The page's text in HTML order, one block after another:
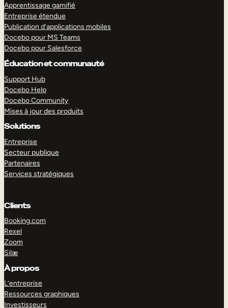
Apprentissage gamifié
Entreprise étendue
Publication d’applications mobiles
Docebo pour MS Teams
Docebo pour Salesforce
Éducation et communauté
Support Hub
Docebo Help
Docebo Community
Mises à jour des produits
Solutions
Entreprise
Secteur publique
Partenaires
Services stratégiques
Clients
Booking.com
Rexel
Zoom
Silæ
À propos
L’entreprise
Ressources graphiques
Investisseurs